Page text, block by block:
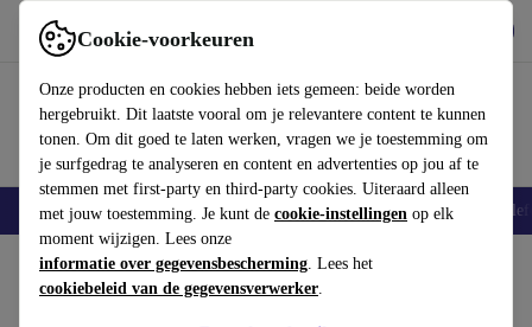
Cookie-voorkeuren
Onze producten en cookies hebben iets gemeen: beide worden
hergebruikt. Dit laatste vooral om je relevantere content te kunnen
tonen. Om dit goed te laten werken, vragen we je toestemming om
je surfgedrag te analyseren en content en advertenties op jou af te
stemmen met first-party en third-party cookies. Uiteraard alleen
met jouw toestemming. Je kunt de cookie-instellingen op elk
moment wijzigen. Lees onze
informatie over gegevensbescherming. Lees het
cookiebeleid van de gegevensverwerker.
Gebruik refurbed snel en eenvoudig
Smartphones Laptops Tablets Smartwatches Accessoires
Home Baby & kinderen Kinderwagens & Buggy's Kinderwagens
Hartan VIP GTX Racing Stars